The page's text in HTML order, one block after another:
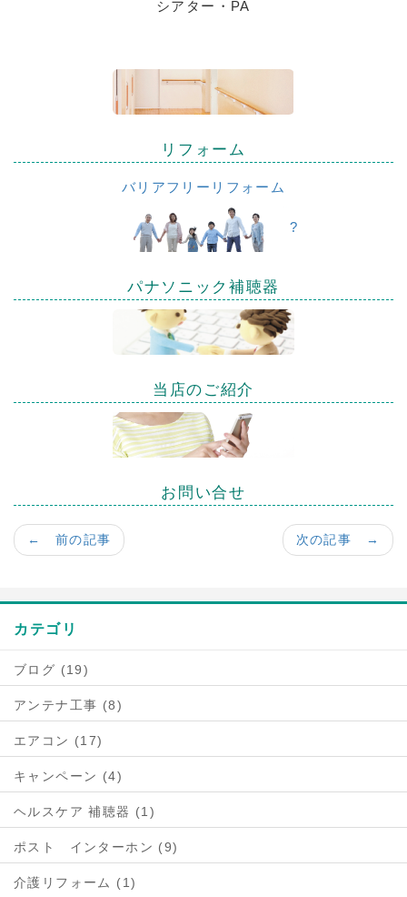
シアター・PA
リフォーム
バリアフリーリフォーム
?
パナソニック補聴器
当店のご紹介
お問い合せ
次の記事 →
← 前の記事
カテゴリ
ブログ (19)
アンテナ工事 (8)
エアコン (17)
キャンペーン (4)
ヘルスケア 補聴器 (1)
ポスト インターホン (9)
介護リフォーム (1)